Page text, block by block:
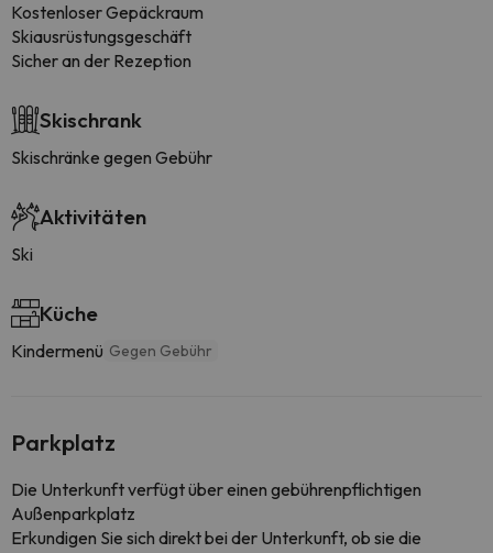
Kostenloser Gepäckraum
Skiausrüstungsgeschäft
Sicher an der Rezeption
Skischrank
Skischränke gegen Gebühr
Aktivitäten
Ski
Küche
Kindermenü Gegen Gebühr
Parkplatz
Die Unterkunft verfügt über einen gebührenpflichtigen
Außenparkplatz
Erkundigen Sie sich direkt bei der Unterkunft, ob sie die